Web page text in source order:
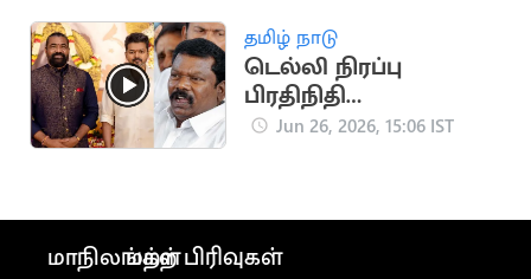
தமிழ் நாடு
டெல்லி நிரப்பு
பிரதிநிதி
நியமனத்திற்கு
Jun 26, 2026, 15:06 IST
மாநிலங்கள்மற்ற பிரிவுகள்